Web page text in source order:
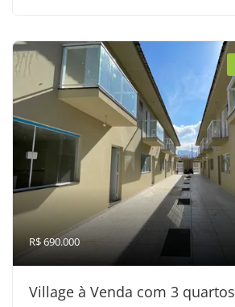
R$ 690.000
Village à Venda com 3 quartos